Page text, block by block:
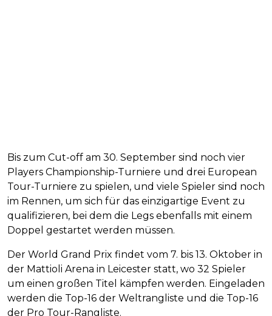
Bis zum Cut-off am 30. September sind noch vier
Players Championship-Turniere und drei European
Tour-Turniere zu spielen, und viele Spieler sind noch
im Rennen, um sich für das einzigartige Event zu
qualifizieren, bei dem die Legs ebenfalls mit einem
Doppel gestartet werden müssen.
Der World Grand Prix findet vom 7. bis 13. Oktober in
der Mattioli Arena in Leicester statt, wo 32 Spieler
um einen großen Titel kämpfen werden. Eingeladen
werden die Top-16 der Weltrangliste und die Top-16
der Pro Tour-Rangliste.